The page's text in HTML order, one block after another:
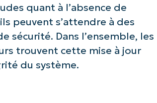
quant à l’absence de
peuvent s’attendre à des
sécurité. Dans l’ensemble, les
trouvent cette mise à jour
du système.